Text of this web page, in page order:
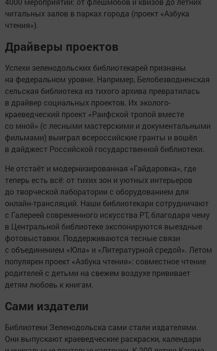
читальных залов в парках города (проект «Азбука
чтения»).
Драйверы проектов
Успехи зеленодольских библиотекарей признаны
на федеральном уровне. Например, Белобезводненская
сельская библиотека из тихого архива превратилась
в драйвер социальных проектов. Их эколого-
краеведческий проект «Раифской тропой вместе
со мной» (с лесными мастерскими и документальными
фильмами) выиграл всероссийские гранты и вошёл
в дайджест Российской государственной библиотеки.
Не отстаёт и модернизированная «Гайдаровка», где
теперь есть всё: от тихих зон и уютных интерьеров
до творческой лаборатории с оборудованием для
онлайн-трансляций. Наши библиотекари сотрудничают
с Галереей современного искусства РТ, благодаря чему
в Центральной библиотеке экспонируются выездные
фотовыставки. Поддерживаются тесные связи
с объединением «Юла» и «Литературной средой». Летом
популярен проект «Азбука чтения»: совместное чтение
родителей с детьми на свежем воздухе прививает
детям любовь к книгам.
Сами издатели
Библиотеки Зеленодольска сами стали издателями.
Они выпускают краеведческие раскраски, календари